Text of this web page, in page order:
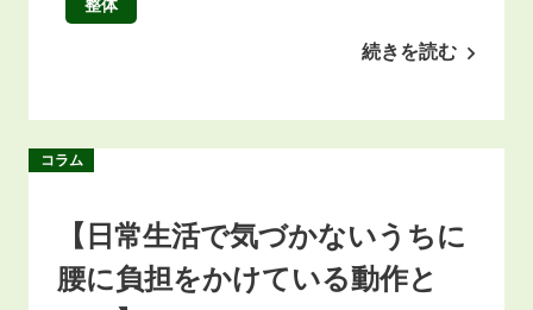
整体
続きを読む
コラム
【日常生活で気づかないうちに
腰に負担をかけている動作と